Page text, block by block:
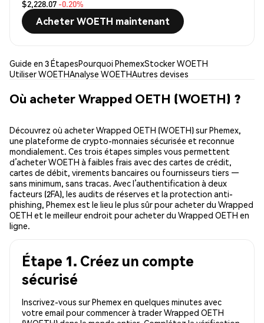
$2,228.07 -0.20%
Acheter WOETH maintenant
Guide en 3 ÉtapesPourquoi PhemexStocker WOETH
Utiliser WOETHAnalyse WOETHAutres devises
Où acheter Wrapped OETH (WOETH) ?
Découvrez où acheter Wrapped OETH (WOETH) sur Phemex,
une plateforme de crypto-monnaies sécurisée et reconnue
mondialement. Ces trois étapes simples vous permettent
d’acheter WOETH à faibles frais avec des cartes de crédit,
cartes de débit, virements bancaires ou fournisseurs tiers —
sans minimum, sans tracas. Avec l’authentification à deux
facteurs (2FA), les audits de réserves et la protection anti-
phishing, Phemex est le lieu le plus sûr pour acheter du Wrapped
OETH et le meilleur endroit pour acheter du Wrapped OETH en
ligne.
Étape 1. Créez un compte
sécurisé
Inscrivez-vous sur Phemex en quelques minutes avec
votre email pour commencer à trader Wrapped OETH